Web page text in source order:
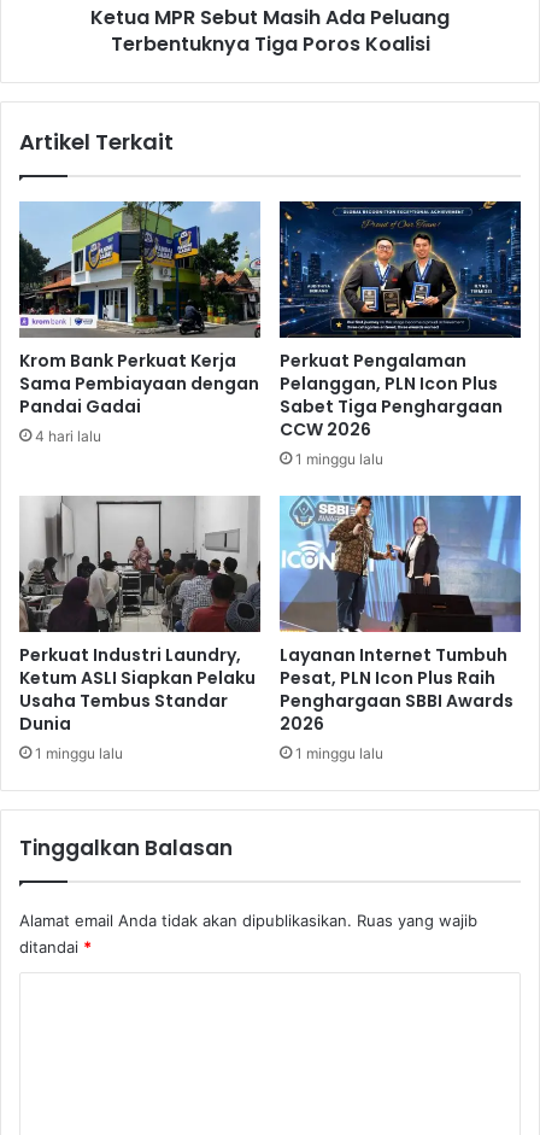
k
t
b
e
r
a
p
a
P
a
s
r
D
e
p
o
k
B
a
k
i
n
a
a
A
d
a
P
l
u
n
T
b
e
n
t
u
k
n
y
g
a
o
r
o
Ketua MPR Sebut Masih Ada Peluang
Terbentuknya Tiga Poros Koalisi
Artikel Terkait
Krom Bank Perkuat Kerja
Sama Pembiayaan dengan
Pandai Gadai
4 hari lalu
Perkuat Pengalaman
Pelanggan, PLN Icon Plus
Sabet Tiga Penghargaan
CCW 2026
1 minggu lalu
Perkuat Industri Laundry,
Ketum ASLI Siapkan Pelaku
Usaha Tembus Standar
Dunia
1 minggu lalu
Layanan Internet Tumbuh
Pesat, PLN Icon Plus Raih
Penghargaan SBBI Awards
2026
1 minggu lalu
Tinggalkan Balasan
Alamat email Anda tidak akan dipublikasikan. Ruas yang wajib
ditandai *